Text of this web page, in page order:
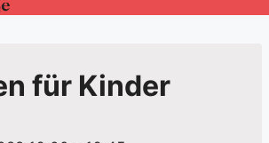
für Kinder